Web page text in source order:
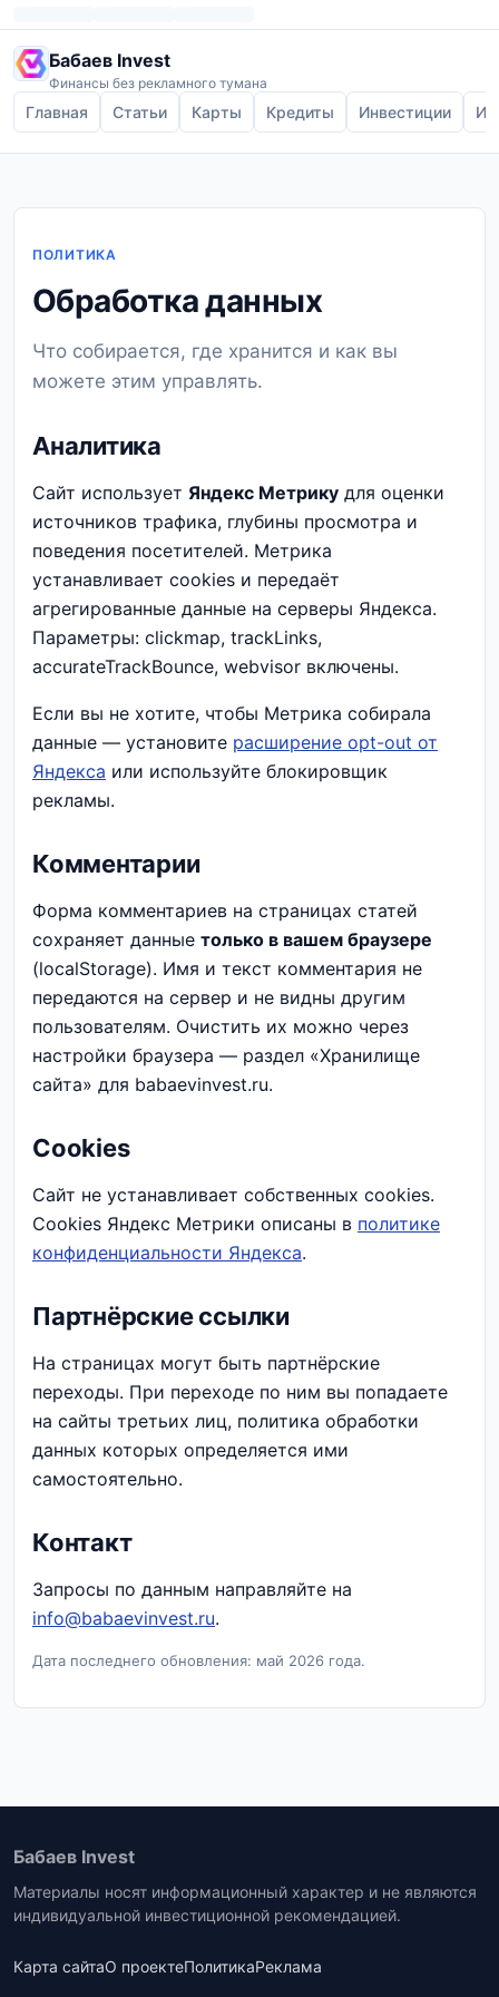
Бабаев Invest
Финансы без рекламного тумана
Главная Статьи Карты Кредиты Инвестиции
ПОЛИТИКА
Обработка данных
Что собирается, где хранится и как вы
можете этим управлять.
Аналитика
Сайт использует Яндекс Метрику для оценки
источников трафика, глубины просмотра и
поведения посетителей. Метрика
устанавливает cookies и передаёт
агрегированные данные на серверы Яндекса.
Параметры: clickmap, trackLinks,
accurateTrackBounce, webvisor включены.
Если вы не хотите, чтобы Метрика собирала
данные — установите расширение opt-out от
Яндекса или используйте блокировщик
рекламы.
Комментарии
Форма комментариев на страницах статей
сохраняет данные только в вашем браузере
(localStorage). Имя и текст комментария не
передаются на сервер и не видны другим
пользователям. Очистить их можно через
настройки браузера — раздел «Хранилище
сайта» для babaevinvest.ru.
Cookies
Сайт не устанавливает собственных cookies.
Cookies Яндекс Метрики описаны в политике
конфиденциальности Яндекса.
Партнёрские ссылки
На страницах могут быть партнёрские
переходы. При переходе по ним вы попадаете
на сайты третьих лиц, политика обработки
данных которых определяется ими
самостоятельно.
Контакт
Запросы по данным направляйте на
info@babaevinvest.ru.
Дата последнего обновления: май 2026 года.
Бабаев Invest
Материалы носят информационный характер и не являются
индивидуальной инвестиционной рекомендацией.
Карта сайтаО проектеПолитикаРеклама